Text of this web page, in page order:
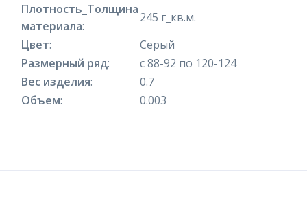
Плотность_Толщина
материала:
245 г_кв.м.
Цвет:
Серый
Размерный ряд:
с 88-92 по 120-124
Вес изделия:
0.7
Объем: 0.003